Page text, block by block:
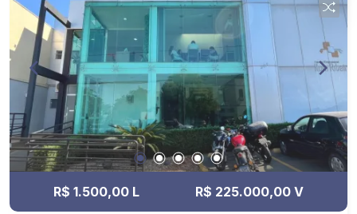
LPFitness;
R$ 1.500,00 L R$ 225.000,00 V